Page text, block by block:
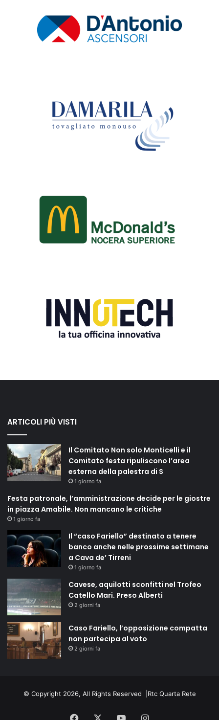
ARTICOLI PIÙ VISTI
Il Comitato Non solo Monticelli e il
Comitato festa ripuliscono l’area
esterna della palestra di S
1 giorno fa
Festa patronale, l’amministrazione decide per le giostre
in piazza Amabile. Non mancano le critiche
1 giorno fa
Il “caso Fariello” destinato a tenere
banco anche nelle prossime settimane
a Cava de’ Tirreni
1 giorno fa
Cavese, aquilotti sconfitti nel Trofeo
Catello Mari. Preso Alberti
2 giorni fa
Caso Fariello, l’opposizione compatta
non partecipa al voto
2 giorni fa
© Copyright 2026, All Rights Reserved | Rtc Quarta Rete
Facebook Instagram